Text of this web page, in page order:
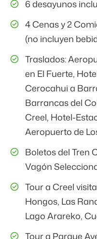
6 desayunos
4 Cenas y 2
(no incluyen
Traslados:
en El Fuerte,
Cerocahui a
Barrancas del
Creel, Hotel-
Aeropuerto de
Boletos del Tren
Vagón
Tour a Creel
Hongos, Las
Lago Arareko,
Tour a Parque